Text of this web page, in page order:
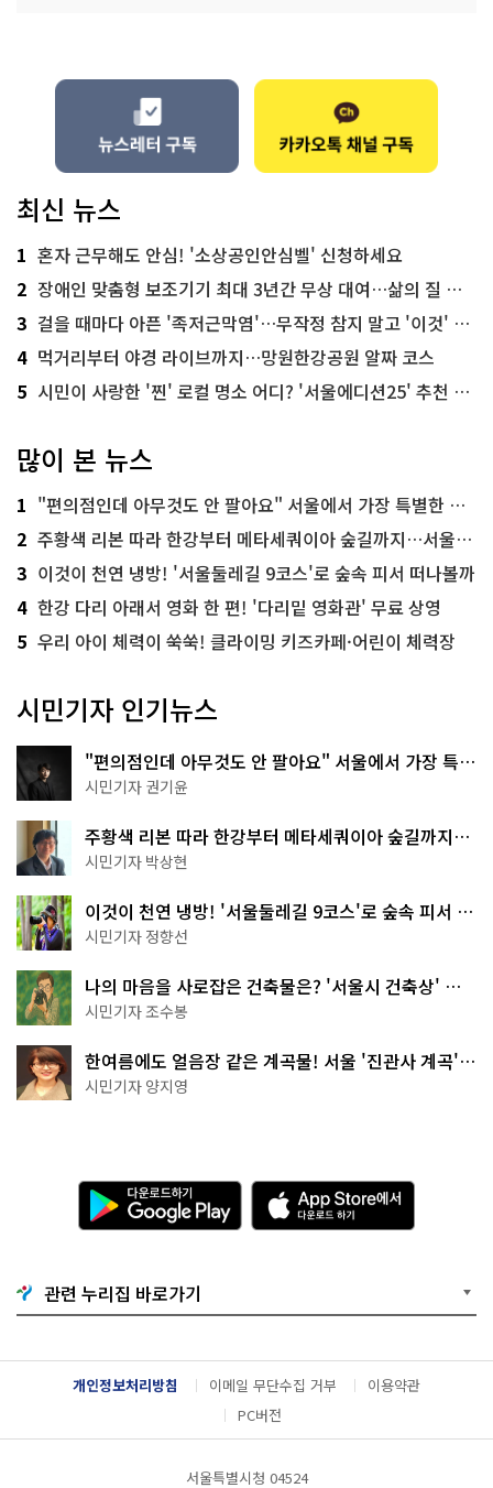
최신 뉴스
1 혼자 근무해도 안심! '소상공인안심벨' 신청하세요
2 장애인 맞춤형 보조기기 최대 3년간 무상 대여…삶의 질 높인다
3 걸을 때마다 아픈 '족저근막염'…무작정 참지 말고 '이것' 해보세요!
4 먹거리부터 야경 라이브까지…망원한강공원 알짜 코스
5 시민이 사랑한 '찐' 로컬 명소 어디? '서울에디션25' 추천 코스
많이 본 뉴스
1 "편의점인데 아무것도 안 팔아요" 서울에서 가장 특별한 편의점의 정체
2 주황색 리본 따라 한강부터 메타세쿼이아 숲길까지…서울둘레길 15코스
3 이것이 천연 냉방! '서울둘레길 9코스'로 숲속 피서 떠나볼까
4 한강 다리 아래서 영화 한 편! '다리밑 영화관' 무료 상영
5 우리 아이 체력이 쑥쑥! 클라이밍 키즈카페·어린이 체력장
시민기자 인기뉴스
"편의점인데 아무것도 안 팔아요" 서울에서 가장 특별
한 편의점의 정체
시민기자 권기윤
주황색 리본 따라 한강부터 메타세쿼이아 숲길까지…
서울둘레길 15코스
시민기자 박상현
이것이 천연 냉방! '서울둘레길 9코스'로 숲속 피서 떠
나볼까
시민기자 정향선
나의 마음을 사로잡은 건축물은? '서울시 건축상' 수
상작 공개!
시민기자 조수봉
한여름에도 얼음장 같은 계곡물! 서울 '진관사 계곡'이
천국이네~
시민기자 양지영
다
운
로
기
G
o
g
l
e
A
p
p
e
서
다
운
관련 누리집 바로가기
개인정보처리방침 이메일 무단수집 거부
이용약관
PC버전
서울특별시청 04524